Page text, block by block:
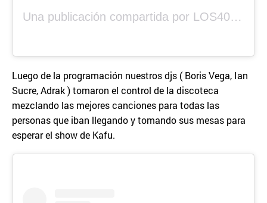
Una publicación compartida por LOS40 Panamá (@los40panama)
Luego de la programación nuestros djs ( Boris Vega, Ian
Sucre, Adrak ) tomaron el control de la discoteca
mezclando las mejores canciones para todas las
personas que iban llegando y tomando sus mesas para
esperar el show de Kafu.